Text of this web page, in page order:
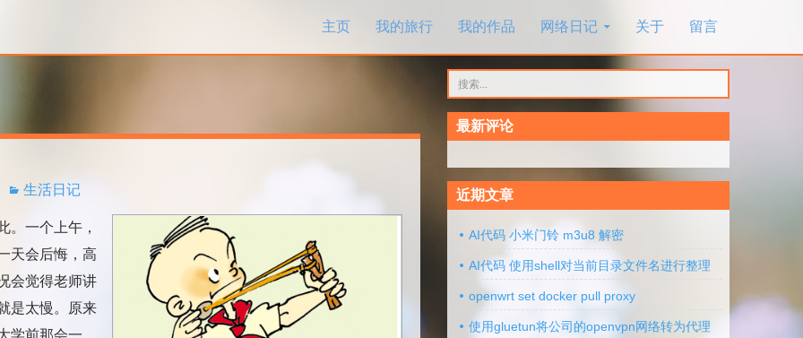
主页
我的旅行 我的作品 网络日记 关于 留言
生活日记
一个上午，
天会后悔，高
会觉得老师讲
是太慢。原来
学前那会一
索：
最新评论
近期文章
AI代码 小米门铃 m3u8 解密
AI代码 使用shell对当前目录文件名进行整理
openwrt set docker pull proxy
使用gluetun将公司的openvpn网络转为代理